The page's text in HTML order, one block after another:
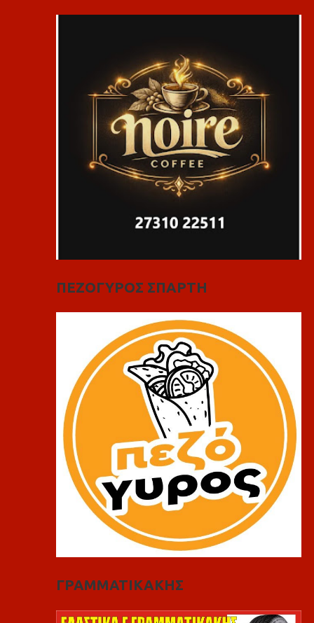
ΠΕΖΟΓΥΡΟΣ ΣΠΑΡΤΗ
ΓΡΑΜΜΑΤΙΚΑΚΗΣ